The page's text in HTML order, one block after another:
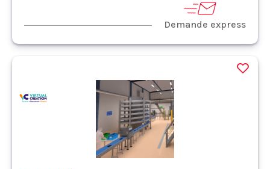
Demande express